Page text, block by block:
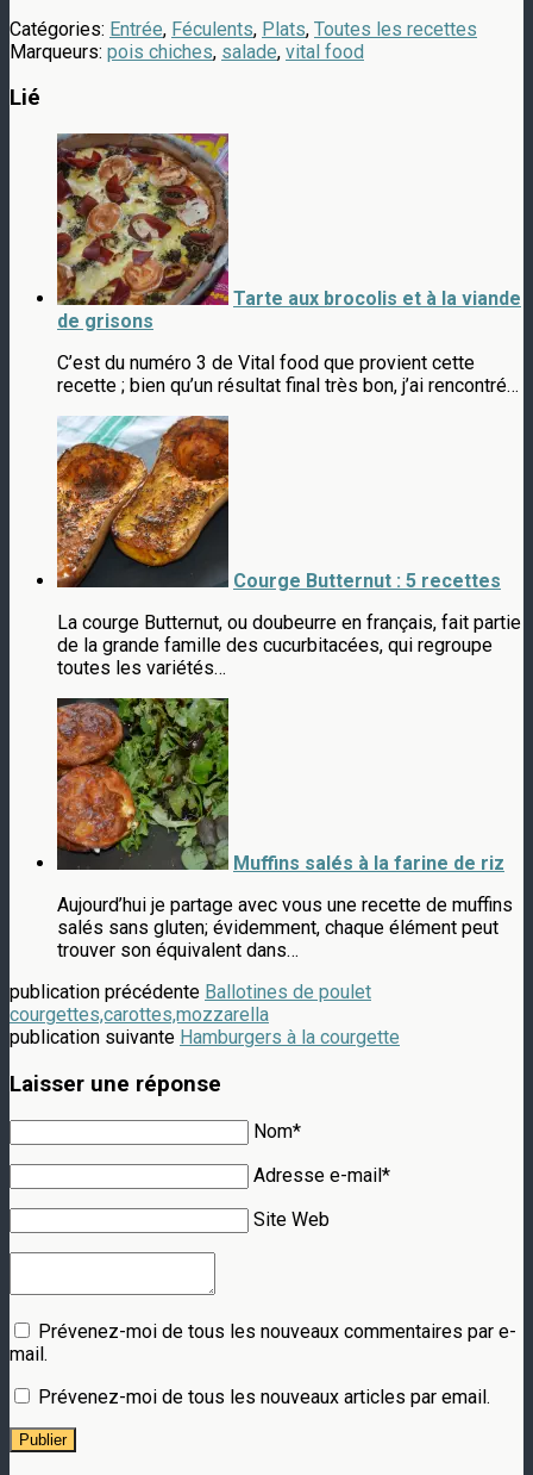
Catégories: Entrée, Féculents, Plats, Toutes les recettes
Marqueurs: pois chiches, salade, vital food
Lié
Tarte aux brocolis et à la viande
de grisons
C’est du numéro 3 de Vital food que provient cette
recette ; bien qu’un résultat final très bon, j’ai rencontré…
Courge Butternut : 5 recettes
La courge Butternut, ou doubeurre en français, fait partie
de la grande famille des cucurbitacées, qui regroupe
toutes les variétés…
Muffins salés à la farine de riz
Aujourd’hui je partage avec vous une recette de muffins
salés sans gluten; évidemment, chaque élément peut
trouver son équivalent dans…
publication précédente Ballotines de poulet
courgettes,carottes,mozzarella
publication suivante Hamburgers à la courgette
Laisser une réponse
Nom*
Adresse e-mail*
Site Web
Prévenez-moi de tous les nouveaux commentaires par e-
mail.
Prévenez-moi de tous les nouveaux articles par email.
Publier